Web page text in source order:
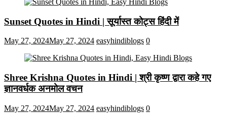
Sunset Quotes in Hindi | सूर्यास्त कोट्स हिंदी में
May 27, 2024May 27, 2024 easyhindiblogs 0
Shree Krishna Quotes in Hindi | श्री कृष्ण द्वारा कहे गए
ज्ञानवर्धक अनमोल वचन
May 27, 2024May 27, 2024 easyhindiblogs 0